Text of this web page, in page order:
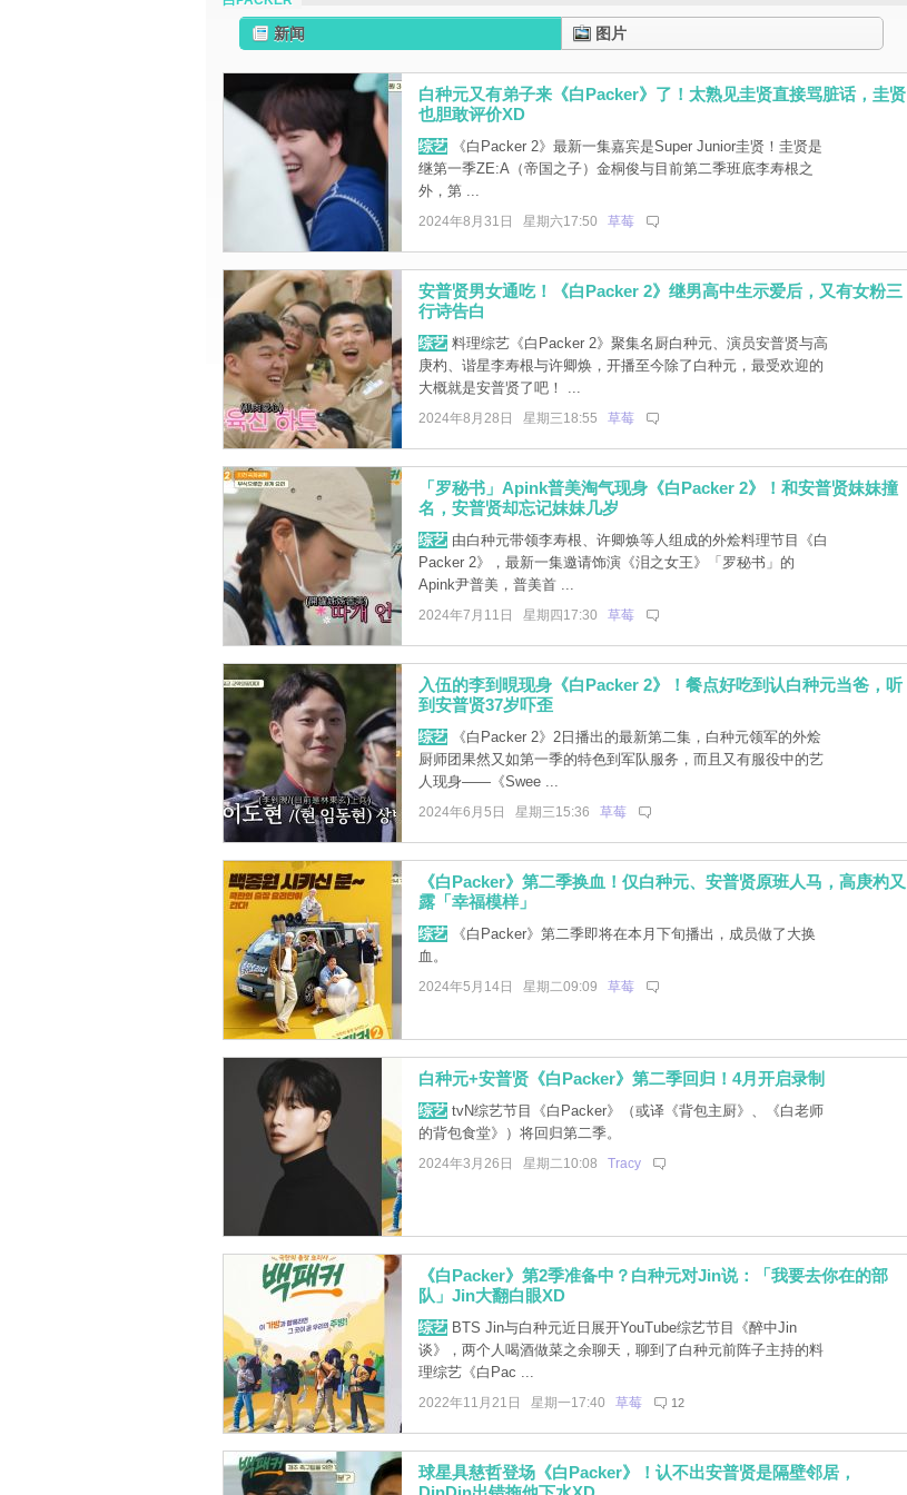
新闻 图片
白种元又有弟子来《白Packer》了！太熟见圭贤直接骂脏话，圭贤
也胆敢评价XD
综艺《白Packer 2》最新一集嘉宾是Super Junior圭贤！圭贤是
继第一季ZE:A（帝国之子）金桐俊与目前第二季班底李寿根之
外，第 ...
2024年8月31日 星期六17:50 草莓
安普贤男女通吃！《白Packer 2》继男高中生示爱后，又有女粉三
行诗告白
综艺料理综艺《白Packer 2》聚集名厨白种元、演员安普贤与高
庚杓、谐星李寿根与许卿焕，开播至今除了白种元，最受欢迎的
大概就是安普贤了吧！ ...
2024年8月28日 星期三18:55 草莓
「罗秘书」Apink普美淘气现身《白Packer 2》！和安普贤妹妹撞
名，安普贤却忘记妹妹几岁
综艺由白种元带领李寿根、许卿焕等人组成的外烩料理节目《白
Packer 2》，最新一集邀请饰演《泪之女王》「罗秘书」的
Apink尹普美，普美首 ...
2024年7月11日 星期四17:30 草莓
入伍的李到晛现身《白Packer 2》！餐点好吃到认白种元当爸，听
到安普贤37岁吓歪
综艺《白Packer 2》2日播出的最新第二集，白种元领军的外烩
厨师团果然又如第一季的特色到军队服务，而且又有服役中的艺
人现身――《Swee ...
2024年6月5日 星期三15:36 草莓
《白Packer》第二季换血！仅白种元、安普贤原班人马，高庚杓又
露「幸福模样」
综艺《白Packer》第二季即将在本月下旬播出，成员做了大换
血。
2024年5月14日 星期二09:09 草莓
白种元+安普贤《白Packer》第二季回归！4月开启录制
综艺tvN综艺节目《白Packer》（或译《背包主厨》、《白老师
的背包食堂》）将回归第二季。
2024年3月26日 星期二10:08 Tracy
《白Packer》第2季准备中？白种元对Jin说：「我要去你在的部
队」Jin大翻白眼XD
综艺BTS Jin与白种元近日展开YouTube综艺节目《醉中Jin
谈》，两个人喝酒做菜之余聊天，聊到了白种元前阵子主持的料
理综艺《白Pac ...
2022年11月21日 星期一17:40 草莓 12
球星具慈哲登场《白Packer》！认不出安普贤是隔壁邻居，